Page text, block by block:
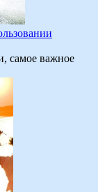
самое важное